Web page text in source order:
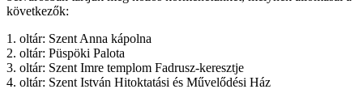
következők:
1. oltár: Szent Anna kápolna
2. oltár: Püspöki Palota
3. oltár: Szent Imre templom Fadrusz-keresztje
4. oltár: Szent István Hitoktatási és Művelődési Ház